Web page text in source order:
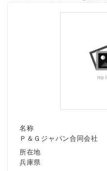
名称
Ｐ＆Ｇジャパン合同会社
所在地
兵庫県